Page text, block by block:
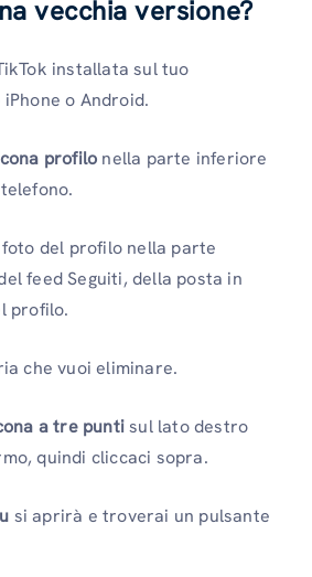
vecchia versione?
installata sul tuo
o Android.
profilo nella parte inferiore
del profilo nella parte
feed Seguiti, della posta in
profilo.
che vuoi eliminare.
a tre puntisul lato destro
quindi cliccaci sopra.
si aprirà e troverai un pulsante